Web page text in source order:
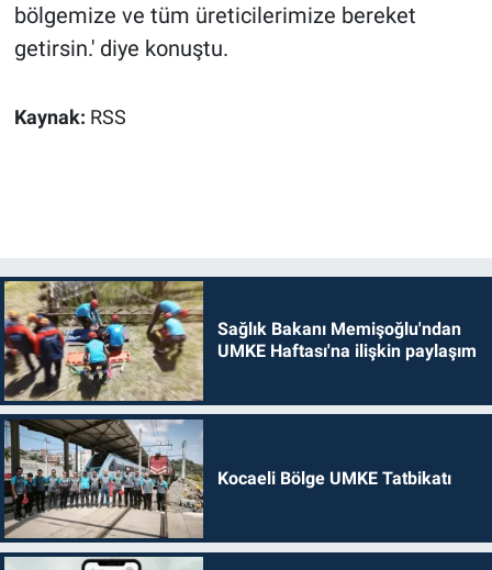
bölgemize ve tüm üreticilerimize bereket
getirsin.' diye konuştu.
Kaynak: RSS
Sağlık Bakanı Memişoğlu'ndan
UMKE Haftası'na ilişkin paylaşım
Kocaeli Bölge UMKE Tatbikatı